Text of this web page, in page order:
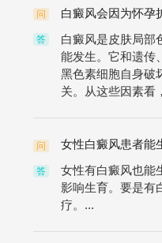
问 白癜风会因为怀孕
答
白癜风是皮肤局部
能发生。它和遗传
黑色素细胞自身破
关。从这些因素看
问 女性白癜风患者能
答
女性有白癜风也能
影响生育。要是有
疗。...